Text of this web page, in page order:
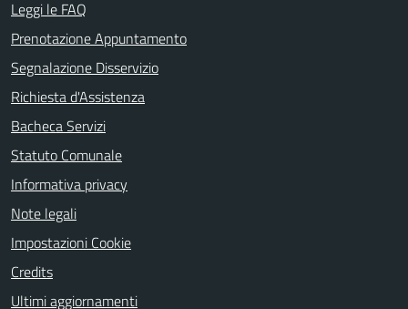
Leggi le FAQ
Prenotazione Appuntamento
Segnalazione Disservizio
Richiesta d'Assistenza
Bacheca Servizi
Statuto Comunale
Informativa privacy
Note legali
Impostazioni Cookie
Credits
Ultimi aggiornamenti